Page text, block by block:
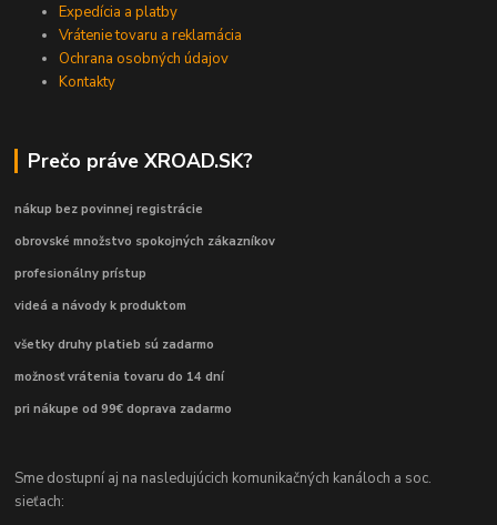
Expedícia a platby
Vrátenie tovaru a reklamácia
Ochrana osobných údajov
Kontakty
Prečo práve XROAD.SK?
nákup bez povinnej registrácie
obrovské množstvo spokojných zákazníkov
profesionálny prístup
videá a návody k produktom
všetky druhy platieb sú zadarmo
možnosť vrátenia tovaru do 14 dní
pri nákupe od 99€ doprava zadarmo
Sme dostupní aj na nasledujúcich komunikačných kanáloch a soc.
sieťach: